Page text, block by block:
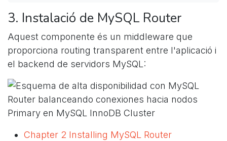
3. Instalació de MySQL Router
Aquest componente és un middleware que
proporciona routing transparent entre l'aplicació i
el backend de servidors MySQL:
Chapter 2 Installing MySQL Router